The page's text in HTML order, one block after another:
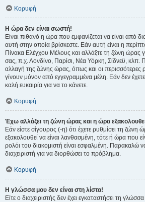
Κορυφή
Η ώρα δεν είναι σωστή!
Είναι πιθανό η ώρα που εμφανίζεται να είναι από
αυτή στην οποία βρίσκεστε. Εάν αυτή είναι η
Πίνακα Ελέγχου Μέλους και αλλάξτε τη ζώνη ώρας
σας, π.χ. Λονδίνο, Παρίσι, Νέα Υόρκη, Σίδνεϋ, κλπ.
αλλαγή της ζώνης ώρας, όπως και οι περισσότερες
γίνουν μόνον από εγγεγραμμένα μέλη. Εάν δεν έχετε
καλή ευκαιρία για να το κάνετε.
Κορυφή
Έχω αλλάξει τη ζώνη ώρας και η ώρα
Εάν είστε σίγουρος (-η) ότι έχετε ρυθμίσει τη
εξακολουθεί να είναι λανθασμένη, τότε ή ώρα που
ρολόι του διακομιστή είναι εσφαλμένη. Παρακαλώ
διαχειριστή για να διορθώσει το πρόβλημα.
Κορυφή
Η γλώσσα μου δεν είναι στη λίστα!
Είτε ο διαχειριστής δεν έχει εγκαταστήσει τη